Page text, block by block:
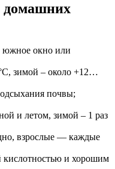
домашних
южное окно или
зимой – около +12…
почвы;
и летом, зимой – 1 раз
взрослые — каждые
кислотностью и хорошим